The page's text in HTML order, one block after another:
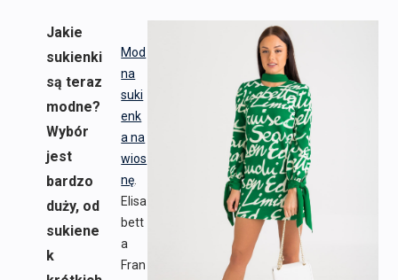
Mod
na
suki
enk
a na
wios
nę
Elisa
bett
a
Fran
Jakie
sukienki
są teraz
modne?
Wybór
jest
bardzo
duży, od
sukiene
k